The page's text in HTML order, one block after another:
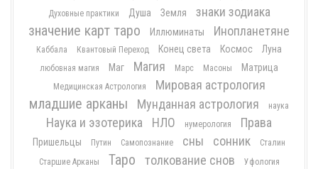
Духовные практики
Душа Земля знаки зодиака
значение карт таро Иллюминаты Инопланетяне
Каббала Квантовый Переход Конец света Космос Луна
любовная магия Маг Магия Марс Масоны Матрица
Медицинская Астрология Мировая астрология
младшие арканы Мунданная астрология наука
Наука и эзотерика НЛО нумерология Права
Пришельцы Путин Самопознание сны сонник
Сталин
Старшие Арканы
Таро толкование снов Уфология